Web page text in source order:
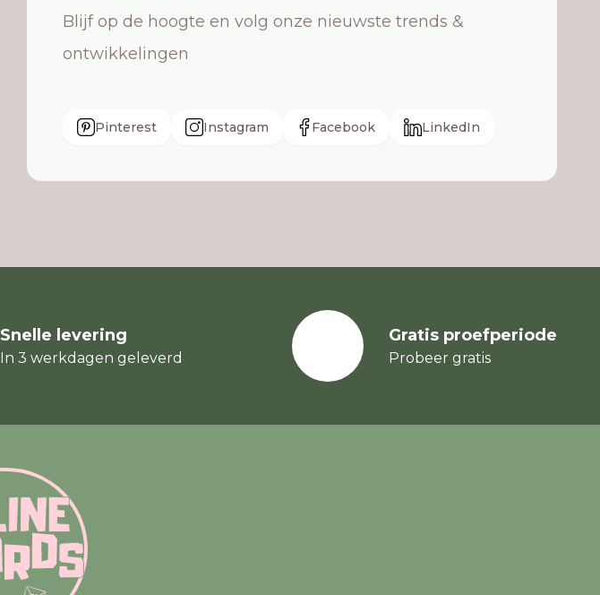
Blijf op de hoogte en volg onze nieuwste trends &
ontwikkelingen
Pinterest Instagram Facebook LinkedIn
Snelle levering
In 3 werkdagen geleverd
Gratis proefperiode
Probeer gratis